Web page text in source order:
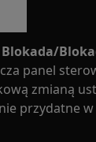
Blokada/
panel
zmianą
przydatne